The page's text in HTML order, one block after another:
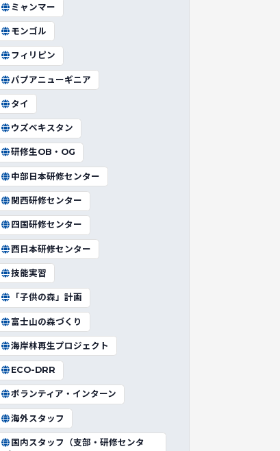
ミャンマー
モンゴル
フィリピン
パプアニューギニア
タイ
ウズベキスタン
研修生OB・OG
中部日本研修センター
関西研修センター
四国研修センター
西日本研修センター
技能実習
「子供の森」計画
富士山の森づくり
海岸林再生プロジェクト
ECO-DRR
ボランティア・インターン
海外スタッフ
国内スタッフ（支部・研修センタ